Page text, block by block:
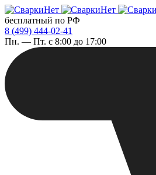
бесплатный по РФ
8 (499) 444-02-41
Пн. — Пт. с 8:00 до 17:00